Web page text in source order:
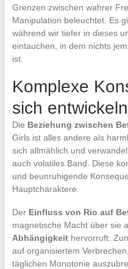
Grenzen zwischen wahrer
Manipulation beleuchtet. Es
während wir tiefer in dieses
eintauchen, in dem nichts
ist.
Komplexe
sich
Die Beziehung zwischen
Girls ist alles andere als
sich allmählich und
auch volatiles Band. Diese
und beunruhigende
Hauptcharaktere.
Der Einfluss von Rio auf
magnetische Macht über sie
Abhängigkeithervorruft.
auf organisiertem
täglichen Monotonie